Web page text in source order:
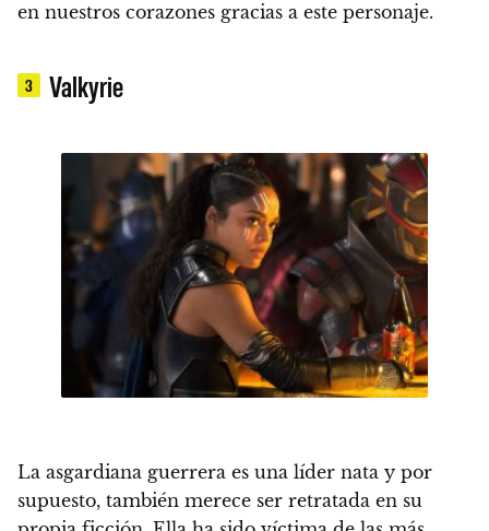
en nuestros corazones gracias a este personaje.
3 Valkyrie
La asgardiana guerrera es una líder nata y por
supuesto, también merece ser retratada en su